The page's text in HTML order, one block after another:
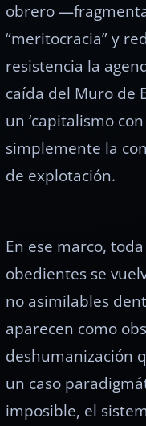
obrero
“meritocracia” y
resistencia la
caída del Muro de
un ‘capitalismo
simplemente la
de explotación.
En ese marco,
obedientes se
no asimilables
aparecen como
deshumanización
un caso
imposible, el